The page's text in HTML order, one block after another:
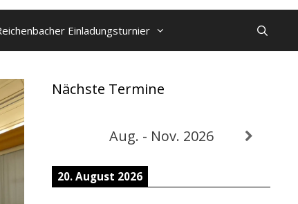
Einladungsturnier
Nächste Termine
Aug. - Nov. 2026
20. August 2026